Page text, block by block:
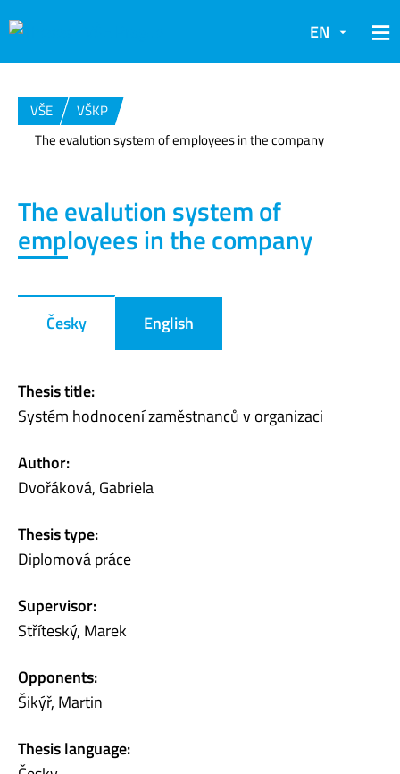
EN
VŠE
VŠKP
The evalution system of employees in the company
The evalution system of
employees in the company
Česky English
Thesis title:
Systém hodnocení zaměstnanců v organizaci
Author:
Dvořáková, Gabriela
Thesis type:
Diplomová práce
Supervisor:
Stříteský, Marek
Opponents:
Šikýř, Martin
Thesis language: